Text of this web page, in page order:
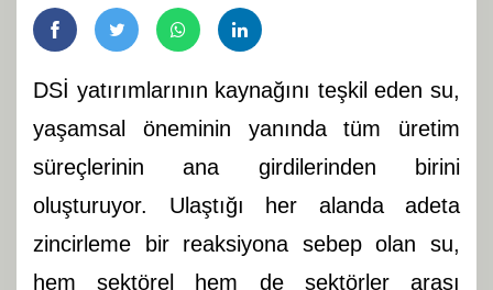
DSİ yatırımlarının kaynağını teşkil eden su,
yaşamsal öneminin yanında tüm üretim
süreçlerinin ana girdilerinden birini
oluşturuyor. Ulaştığı her alanda adeta
zincirleme bir reaksiyona sebep olan su,
hem sektörel hem de sektörler arası